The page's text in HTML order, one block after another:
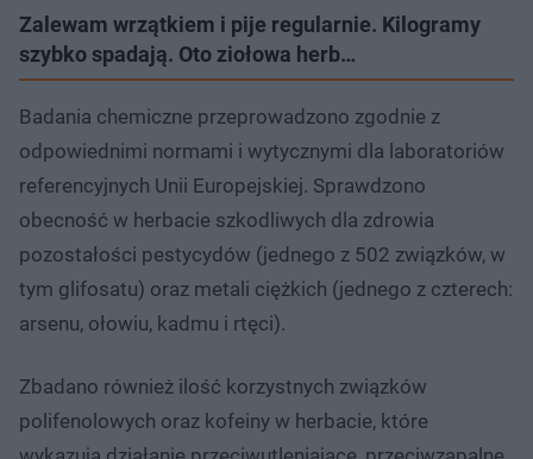
Zalewam wrzątkiem i pije regularnie. Kilogramy
szybko spadają. Oto ziołowa herb…
Badania chemiczne przeprowadzono zgodnie z
odpowiednimi normami i wytycznymi dla laboratoriów
referencyjnych Unii Europejskiej. Sprawdzono
obecność w herbacie szkodliwych dla zdrowia
pozostałości pestycydów (jednego z 502 związków, w
tym glifosatu) oraz metali ciężkich (jednego z czterech:
arsenu, ołowiu, kadmu i rtęci).
Zbadano również ilość korzystnych związków
polifenolowych oraz kofeiny w herbacie, które